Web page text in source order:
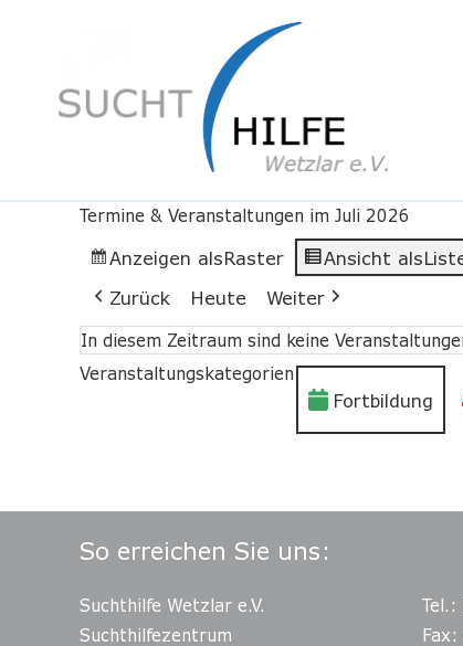
Termine & Veranstaltungen im Juli 2026
Anzeigen alsRaster Ansicht als
Zurück Heute Weiter
In diesem Zeitraum sind keine
Veranstaltungskategorien
Fortbildung
So erreichen Sie uns:
Suchthilfe Wetzlar e.V.
Suchthilfezentrum